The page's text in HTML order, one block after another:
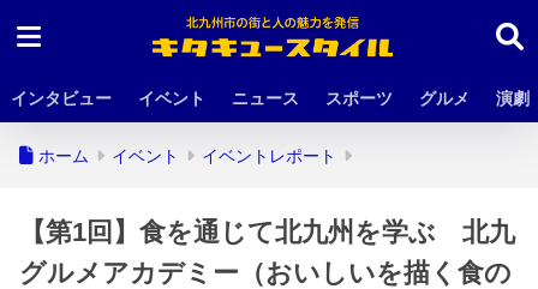
インタビュー イベント ニュース スポーツ グルメ 演劇
ホーム イベント イベントレポート
【第1回】食を通じて北九州を学ぶ 北九
グルメアカデミー（おいしいを描く食の